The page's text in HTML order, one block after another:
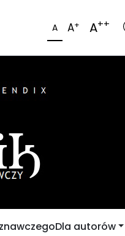
A A+ A++
Dla autorów